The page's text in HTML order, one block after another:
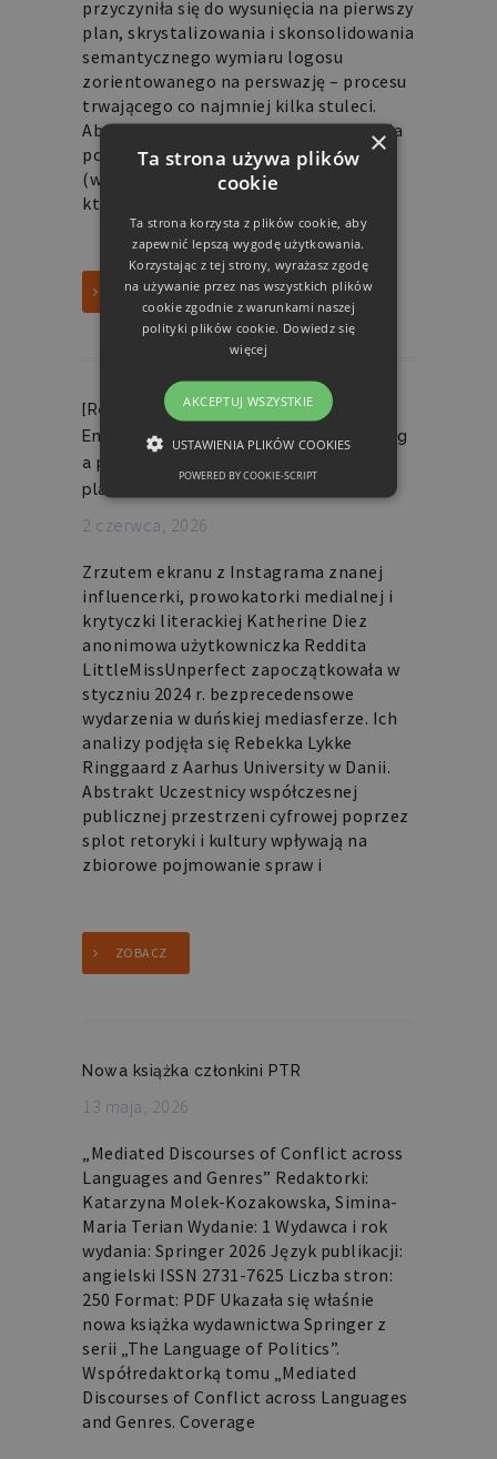
przyczyniła się do wysunięcia na pierwszy
plan, skrystalizowania i skonsolidowania
semantycznego wymiaru logosu
zorientowanego na perswazję – procesu
trwającego co najmniej kilka stuleci.
Abstrakt Antyczna grecka retoryka dała
początek i przyczyniła się do
(wstępnego) rozwinięcia wielu pojęć,
które
ZOBACZ
[Res Rhetorica] „>>Who said ‘The
Emperor’s New Clothes’?<<: Crystallizing
a public accusation across media
platforms"
2 czerwca, 2026
Zrzutem ekranu z Instagrama znanej
influencerki, prowokatorki medialnej i
krytyczki literackiej Katherine Diez
anonimowa użytkowniczka Reddita
LittleMissUnperfect zapoczątkowała w
styczniu 2024 r. bezprecedensowe
wydarzenia w duńskiej mediasferze. Ich
analizy podjęła się Rebekka Lykke
Ringgaard z Aarhus University w Danii.
Abstrakt Uczestnicy współczesnej
publicznej przestrzeni cyfrowej poprzez
splot retoryki i kultury wpływają na
zbiorowe pojmowanie spraw i
ZOBACZ
Nowa książka członkini PTR
13 maja, 2026
„Mediated Discourses of Conflict across
Languages and Genres” Redaktorki:
Katarzyna Molek-Kozakowska, Simina-
Maria Terian Wydanie: 1 Wydawca i rok
wydania: Springer 2026 Język publikacji:
angielski ISSN 2731-7625 Liczba stron:
250 Format: PDF Ukazała się właśnie
nowa książka wydawnictwa Springer z
serii „The Language of Politics”.
Współredaktorką tomu „Mediated
Discourses of Conflict across Languages
and Genres. Coverage
×
Ta strona używa plików
cookie
Ta strona korzysta z plików cookie, aby
zapewnić lepszą wygodę użytkowania.
Korzystając z tej strony, wyrażasz zgodę
na używanie przez nas wszystkich plików
cookie zgodnie z warunkami naszej
polityki plików cookie. Dowiedz się
więcej
AKCEPTUJ WSZYSTKIE
USTAWIENIA PLIKÓW COOKIES
FUNKCJONALNE
Niezbędne Funkcjonalne
Niezbędne pliki cookie umożliwiają
korzystanie z podstawowych funkcji
strony internetowej, takich jak
logowanie użytkownika i zarządzanie
kontem. Bez niezbędnych plików cookie
nie można prawidłowo korzystać ze
Nazwa Domena Okres
przechowywania
Opis
sesji
użytkownika.
Zwykle
jest
to
liczba
generowana
losowo,
sposób
jej
użycia
może
być
specyficzny
dla
witryny,
ale
POWERED BY COOKIE-SCRIPT